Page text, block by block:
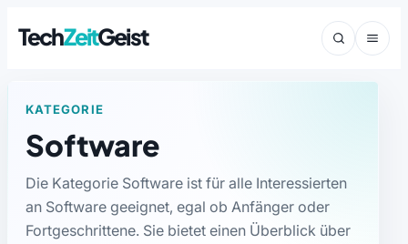
TechZeitGeist
KATEGORIE
Software
Die Kategorie Software ist für alle Interessierten
an Software geeignet, egal ob Anfänger oder
Fortgeschrittene. Sie bietet einen Überblick über